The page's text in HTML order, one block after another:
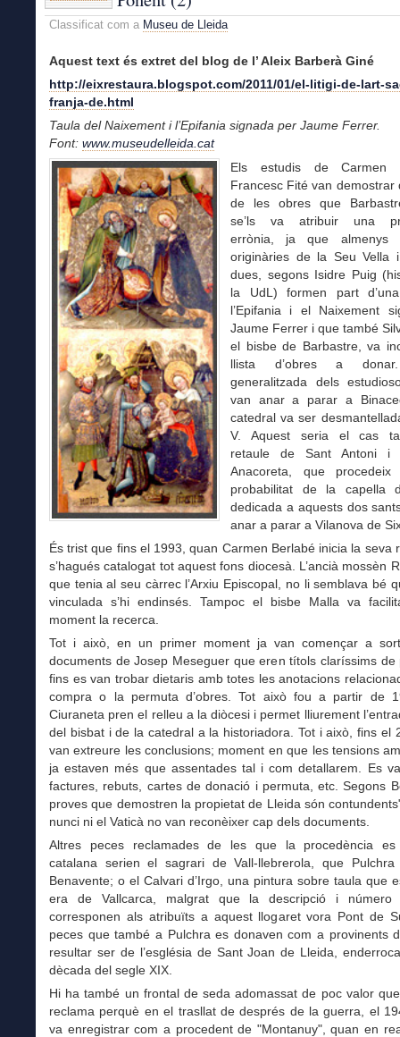
Classificat com a Museu de Lleida
Aquest text és extret del blog de l’ Aleix Barberà Giné
http://eixrestaura.blogspot.com/2011/01/el-litigi-de-lart-
franja-de.html
Taula del Naixement i l’Epifania signada per Jaume Ferrer.
Font: www.museudelleida.cat
Els estudis de Carmen
Francesc Fité van demostrar
de les obres que
se’ls va atribuir una
errònia, ja que almenys
originàries de la Seu Vella
dues, segons Isidre Puig
la UdL) formen part
l’Epifania i el Naixement
Jaume Ferrer i que també
el bisbe de Barbastre, va
llista d’obres a donar.
generalitzada dels
van anar a parar a
catedral va ser
V. Aquest seria el cas
retaule de Sant Antoni i
Anacoreta, que
probabilitat de la capella
dedicada a aquests dos
anar a parar a Vilanova de
És trist que fins el 1993, quan Carmen Berlabé inicia la seva
s’hagués catalogat tot aquest fons diocesà. L’ancià mossèn
que tenia al seu càrrec l’Arxiu Episcopal, no li semblava bé
vinculada s’hi endinsés. Tampoc el bisbe Malla va
moment la recerca.
Tot i això, en un primer moment ja van començar a
documents de Josep Meseguer que eren títols claríssims de
fins es van trobar dietaris amb totes les anotacions
compra o la permuta d’obres. Tot això fou a partir de
Ciuraneta pren el relleu a la diòcesi i permet lliurement
del bisbat i de la catedral a la historiadora. Tot i això, fins el
van extreure les conclusions; moment en que les tensions
ja estaven més que assentades tal i com detallarem. Es
factures, rebuts, cartes de donació i permuta, etc. Segons
proves que demostren la propietat de Lleida són
nunci ni el Vaticà no van reconèixer cap dels documents.
Altres peces reclamades de les que la procedència es
catalana serien el sagrari de Vall-llebrerola, que
Benavente; o el Calvari d’Irgo, una pintura sobre taula que
era de Vallcarca, malgrat que la descripció i número
corresponen als atribuïts a aquest llogaret vora Pont de
peces que també a Pulchra es donaven com a provinents
resultar ser de l’església de Sant Joan de Lleida,
dècada del segle XIX.
Hi ha també un frontal de seda adomassat de poc valor
reclama perquè en el trasllat de després de la guerra, el
va enregistrar com a procedent de "Montanuy", quan en